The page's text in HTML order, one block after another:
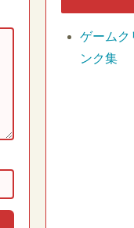
ゲームク
ンク集